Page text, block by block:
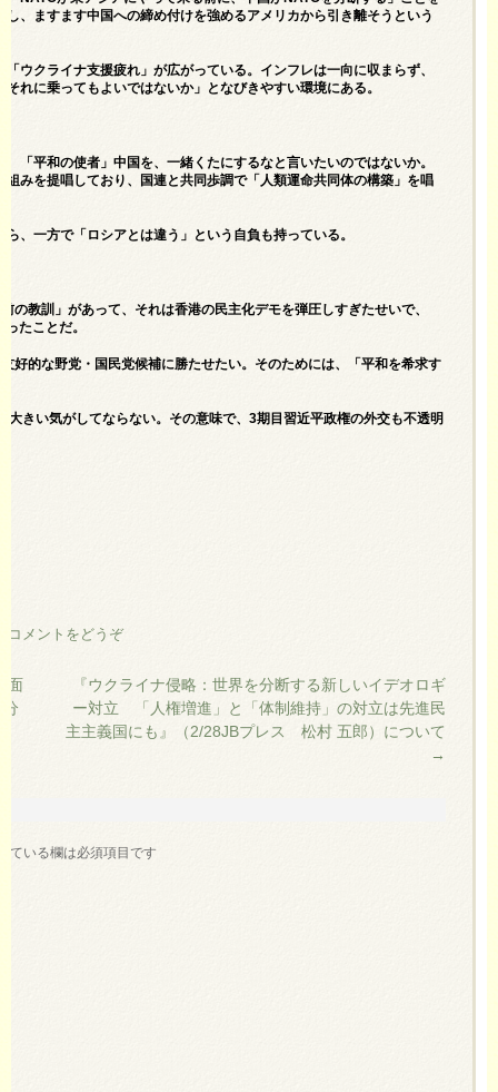
、ますます中国への締め付けを強めるアメリカから引き離そうという
ウクライナ支援疲れ」が広がっている。インフレは一向に収まらず、
れに乗ってもよいではないか」となびきやすい環境にある。
「平和の使者」中国を、一緒くたにするなと言いたいのではないか。
みを提唱しており、国連と共同歩調で「人類運命共同体の構築」を唱
、一方で「ロシアとは違う」という自負も持っている。
の教訓」があって、それは香港の民主化デモを弾圧しすぎたせいで、
たことだ。
好的な野党・国民党候補に勝たせたい。そのためには、「平和を希求す
きい気がしてならない。その意味で、3期目習近平政権の外交も不透明
コメントをどうぞ
面
『ウクライナ侵略：世界を分断する新しいイデオロギ
ー対立 「人権増進」と「体制維持」の対立は先進民
主主義国にも』（2/28JBプレス 松村 五郎）について
→
ている欄は必須項目です